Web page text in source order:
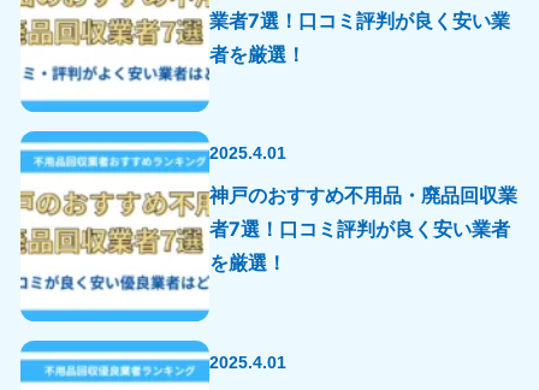
業者7選！口コミ評判が良く安い業
者を厳選！
2025.4.01
神戸のおすすめ不用品・廃品回収業
者7選！口コミ評判が良く安い業者
を厳選！
2025.4.01